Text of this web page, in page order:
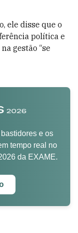
ele disse que o
política e
gestão “se
e os
tempo real no
da EXAME.